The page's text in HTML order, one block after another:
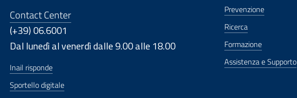
Contact Center
(+39) 06.6001
Dal lunedì al venerdì dalle 9.00 alle 18.00
Inail risponde
Sportello digitale
Prevenzione
Ricerca
Formazione
Assistenza e Supporto